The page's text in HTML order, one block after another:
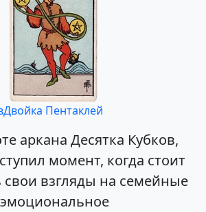
Двойка Пентаклей
аркана Десятка Кубков,
момент, когда стоит
свои взгляды на семейные